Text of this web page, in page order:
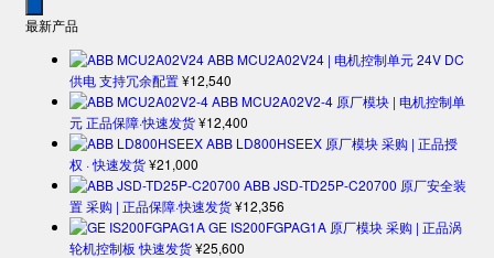
最新产品
ABB MCU2A02V24 | 电机控制单元 24V DC
供电 支持冗余配置¥12,540
ABB MCU2A02V2-4 原厂模块 | 电机控制单
元 正品保障·快速发货¥12,400
ABB LD800HSEEX 原厂模块 采购 | 正品授
权 · 快速发货¥21,000
ABB JSD-TD25P-C20700 原厂安全装
置 采购 | 正品保障·快速发货¥12,356
GE IS200FGPAG1A 原厂模块 采购 | 正品涡
轮机控制板 快速发货¥25,600